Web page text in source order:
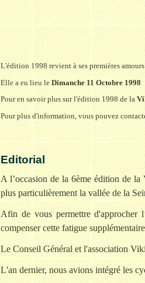
L'édition 1998 revient à ses premières
Elle a eu lieu leDimanche 11 Octobre 1998
Pour en savoir plus sur l'édition 1998 de la
Pour plus d'information, vous pouvez
Editorial
A l’occasion de la 6ème édition de
plus particulièrement la vallée de la
Afin de vous permettre d'approcher
compenser cette fatigue
Le Conseil Général et l'association
L'an dernier, nous avions intégré les